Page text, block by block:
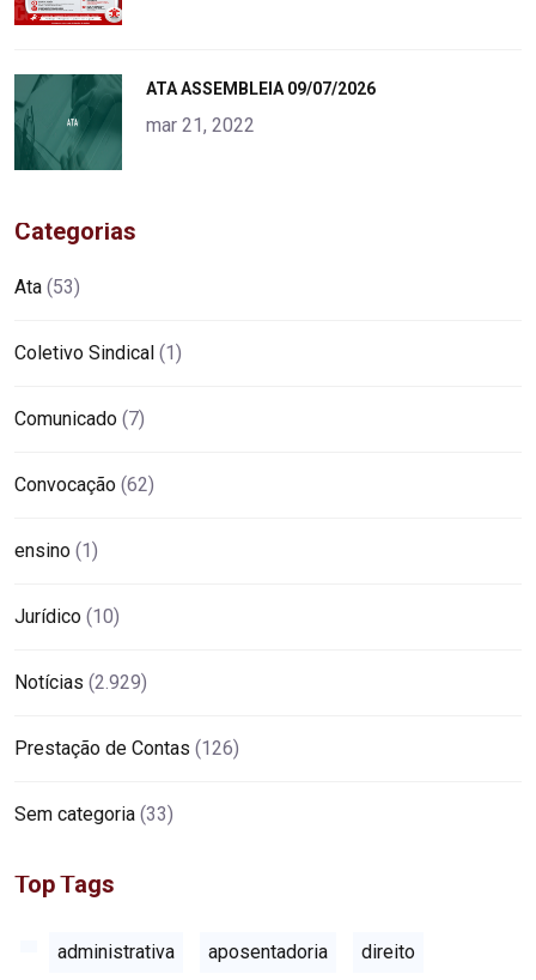
alt="product">
ATA ASSEMBLEIA 09/07/2026
mar 21, 2022
Categorias
Ata (53)
Coletivo Sindical (1)
Comunicado (7)
Convocação (62)
ensino (1)
Jurídico (10)
Notícias (2.929)
Prestação de Contas (126)
Sem categoria (33)
Top Tags
administrativa aposentadoria direito